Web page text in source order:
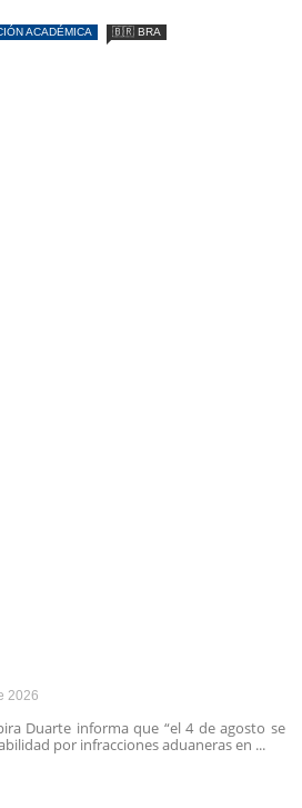
ACADÉMICA 🇧🇷 BRA
2026
Duarte informa que “el 4 de agosto se
por infracciones aduaneras en ...